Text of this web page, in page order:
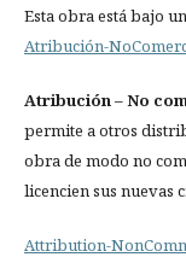
Esta obra está bajo
Atribución-
Atribución– No
permite a otros
obra de modo no
licencien sus nuevas
Attribution-